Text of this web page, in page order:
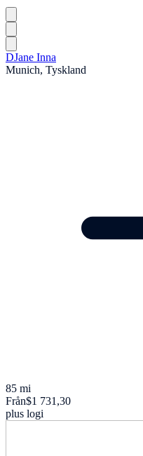
DJane Inna
Munich, Tyskland
85 mi
Från$1 731,30
plus logi